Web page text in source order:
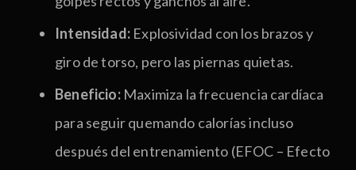
Intensidad:Explosividad con los brazos y
giro de torso, pero las piernas quietas.
Beneficio:Maximiza la frecuencia cardíaca
para seguir quemando calorías incluso
después del entrenamiento (EFOC – Efecto